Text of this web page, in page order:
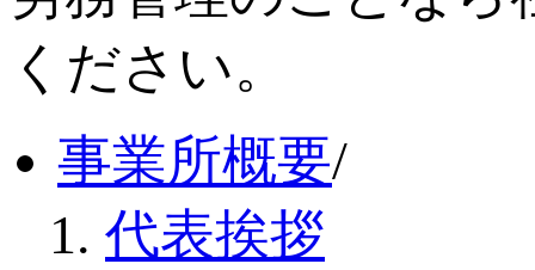
ください。
事業所概要/
代表挨拶